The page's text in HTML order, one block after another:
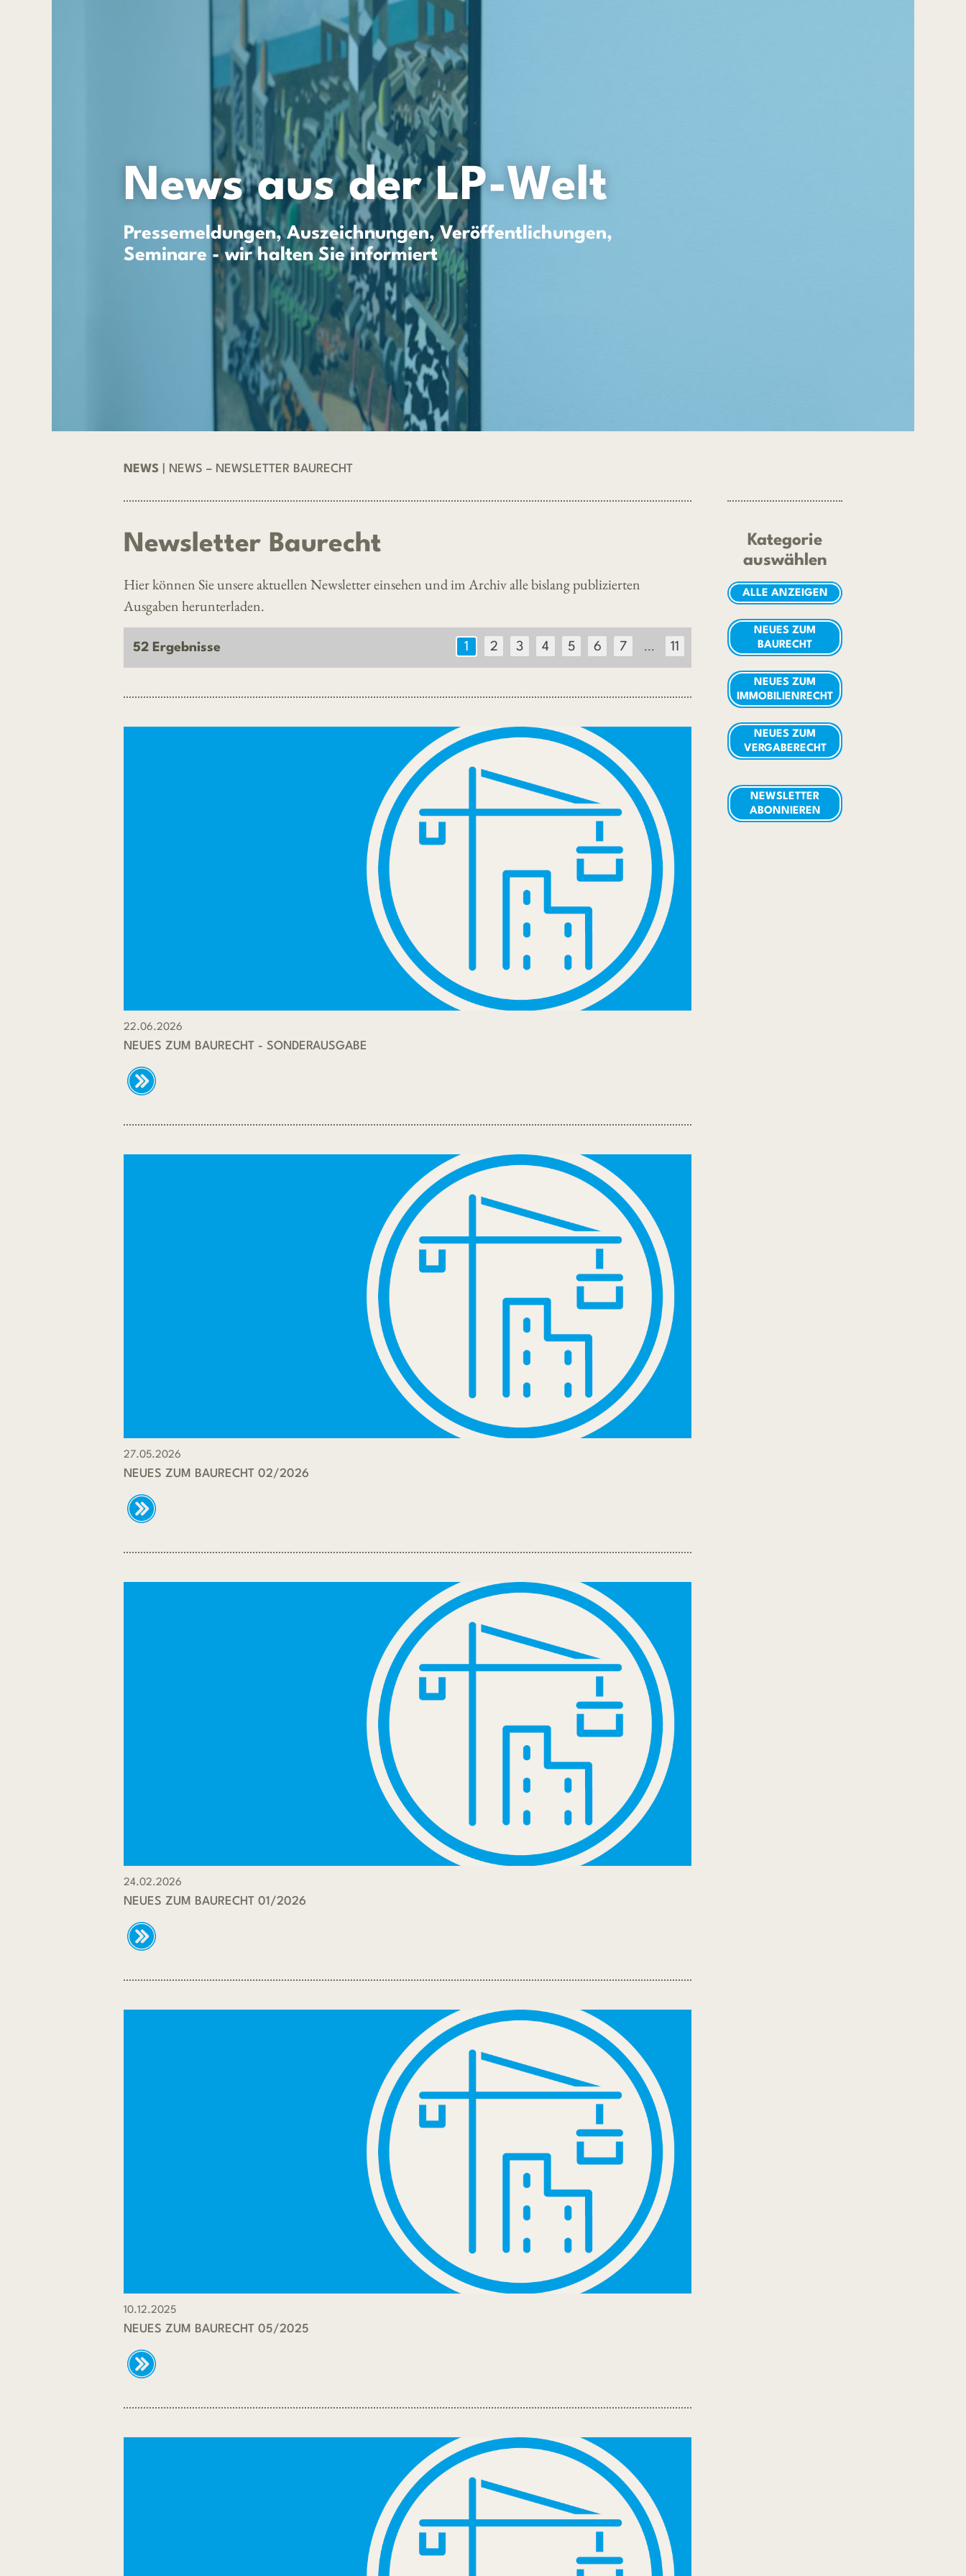
News aus der LP-Welt
Pressemeldungen, Auszeichnungen, Veröffentlichungen,
Seminare - wir halten Sie informiert
NEWS | NEWS – NEWSLETTER BAURECHT
Newsletter Baurecht
Hier können Sie unsere aktuellen Newsletter einsehen und im Archiv alle bislang publizierten
Ausgaben herunterladen.
52 Ergebnisse 1 2 3 4 5 6 7 ... 11
22.06.2026
NEUES ZUM BAURECHT - SONDERAUSGABE
27.05.2026
NEUES ZUM BAURECHT 02/2026
24.02.2026
NEUES ZUM BAURECHT 01/2026
10.12.2025
NEUES ZUM BAURECHT 05/2025
Kategorie
auswählen
ALLE ANZEIGEN
NEUES ZUM
BAURECHT
NEUES ZUM
IMMOBILIENRECHT
NEUES ZUM
VERGABERECHT
NEWSLETTER
ABONNIEREN